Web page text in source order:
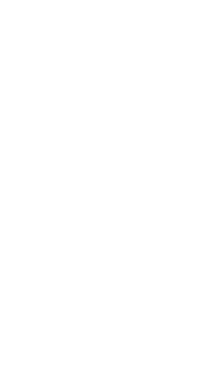
etc. vor und nach der Reise.
Verlängerung(en).